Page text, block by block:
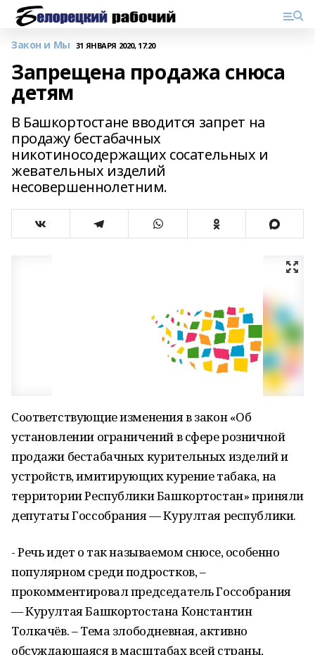
Закон и Мы 31 ЯНВАРЯ 2020, 17:20
Запрещена продажа снюса
детям
В Башкортостане вводится запрет на
продажу бестабачных
никотиносодержащих сосательных и
жевательных изделий
несовершеннолетним.
Соответствующие изменения в закон «Об
установлении ограничений в сфере розничной
продажи бестабачных курительных изделий и
устройств, имитирующих курение табака, на
территории Республики Башкортостан» приняли
депутаты Госсобрания — Курултая республики.
- Речь идет о так называемом снюсе, особенно
популярном среди подростков, –
прокомментировал председатель Госсобрания
— Курултая Башкортостана Константин
Толкачёв. – Тема злободневная, активно
обсуждающаяся в масштабах всей страны,